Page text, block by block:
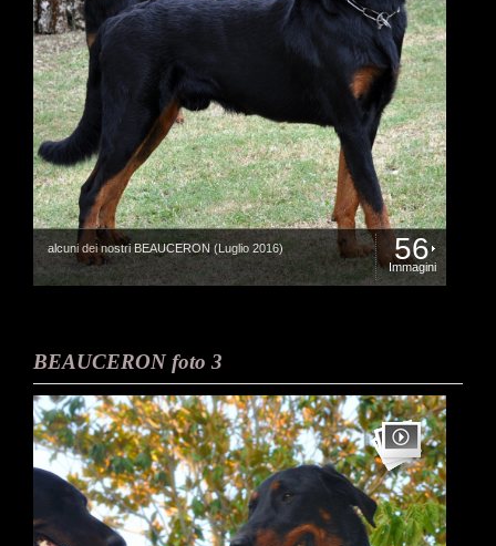
alcuni dei nostri BEAUCERON (Luglio 2016) 56
Immagini
BEAUCERON foto 3